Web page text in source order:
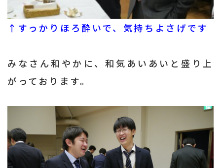
↑すっかりほろ酔いで、気持ちよさげです
みなさん和やかに、和気あいあいと盛り上
がっております。